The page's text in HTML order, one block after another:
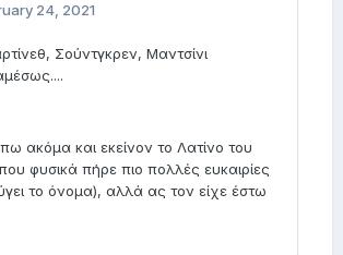
24, 2021
Σούντγκρεν, Μαντσίνι
ακόμα και εκείνον το Λατίνο του
φυσικά πήρε πιο πολλές ευκαιρίες
το όνομα), αλλά ας τον είχε έστω